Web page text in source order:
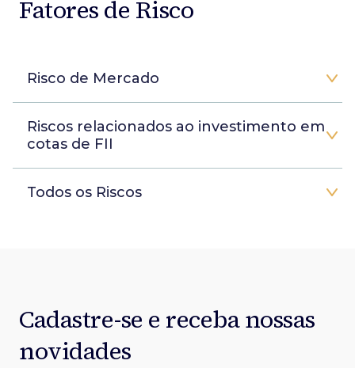
Fatores de Risco
Risco de Mercado
Riscos relacionados ao investimento em
cotas de FII
Todos os Riscos
Cadastre-se e receba nossas
novidades